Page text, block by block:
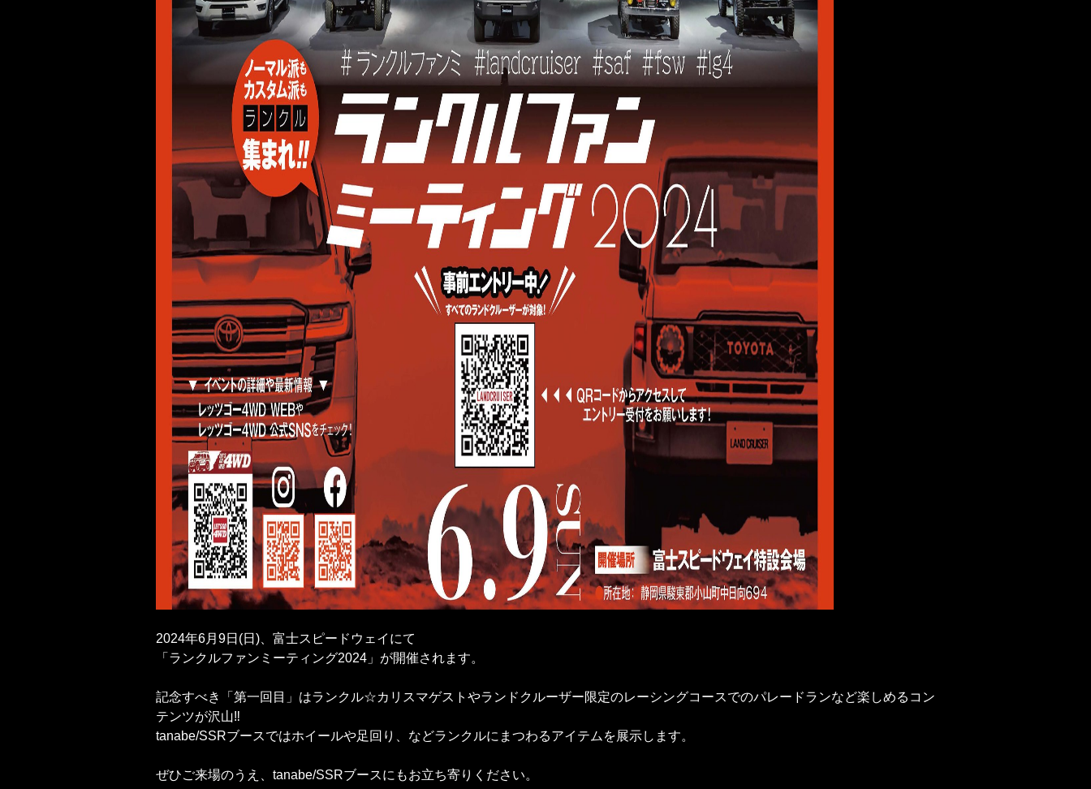
2024年6月9日(日)、富士スピードウェイにて
「ランクルファンミーティング2024」が開催されます。
記念すべき「第一回目」はランクル☆カリスマゲストやランドクルーザー限定のレーシングコースでのパレードランなど楽しめるコン
テンツが沢山‼️
tanabe/SSRブースではホイールや足回り、などランクルにまつわるアイテムを展示します。
ぜひご来場のうえ、tanabe/SSRブースにもお立ち寄りください。